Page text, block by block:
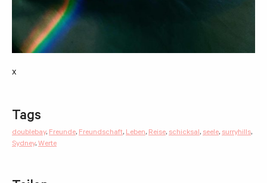
x
Tags
doublebay, Freunde, Freundschaft, Leben, Reise, schicksal, seele, surryhills,
Sydney, Werte